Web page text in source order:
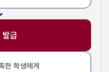
발급
한 학생에게